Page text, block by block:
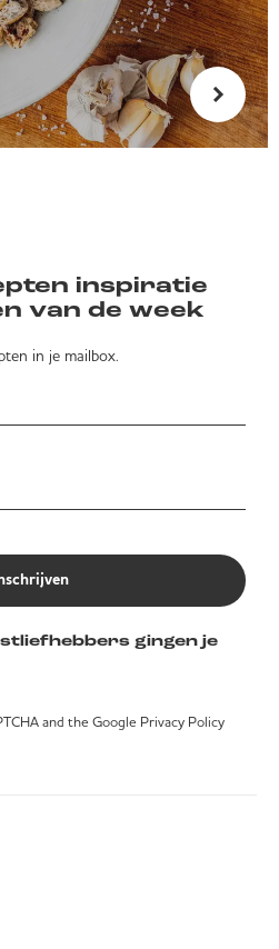
inspiratie
van de week
in je mailbox.
gingen je
and the Google Privacy Policy